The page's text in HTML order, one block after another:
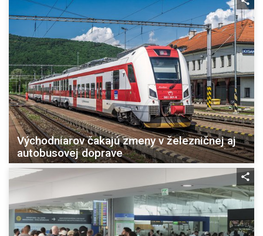
Východniarov čakajú zmeny v železničnej aj
autobusovej doprave